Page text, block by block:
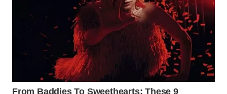
TOBA
NIAS
LANGKAT